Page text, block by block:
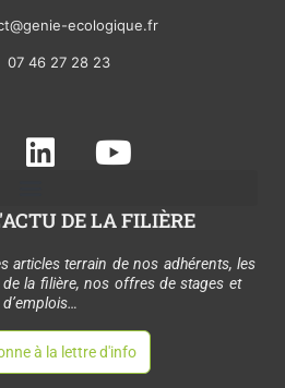
ecologique.fr
07 46 27 28 23
L
i
n
k
e
d
i
n
Y
o
u
t
u
b
e
DE LA FILIÈRE
articles terrain de nos adhérents, les
la filière, nos offres de stages et
d’emplois…
à la lettre d'info